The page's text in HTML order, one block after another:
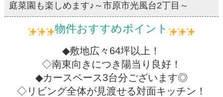
庭菜園も楽しめます♪～市原市光風台2丁目～
物件おすすめポイント
◆敷地広々64坪以上！
◇南東向きにつき陽当り良好！
◆カースペース3台分ございます◎
◇リビング全体が見渡せる対面キッチン！